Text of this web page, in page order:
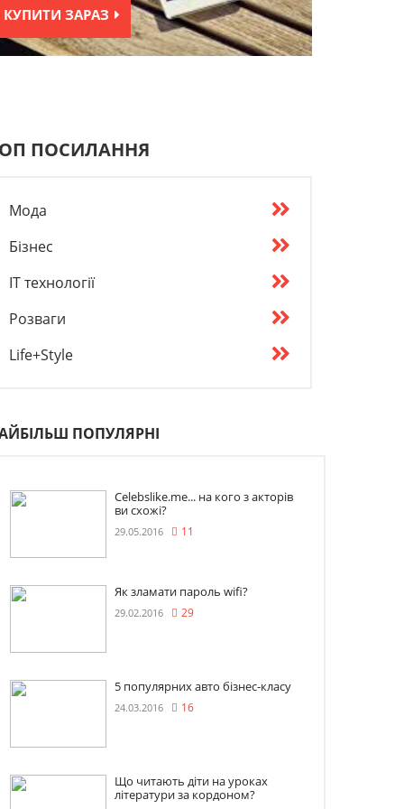
КУПИТИ ЗАРАЗ
ПОСИЛАННЯ
Мода
Бізнес
IT технології
Розваги
Life+Style
ПОПУЛЯРНІ
Celebslike.me... на кого з акторів
ви схожі?
29.05.2016 11
Як зламати пароль wifi?
29.02.2016 29
5 популярних авто бізнес-класу
24.03.2016 16
Що читають діти на уроках
літератури за кордоном?